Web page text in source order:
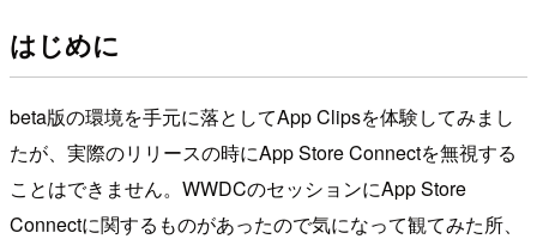
はじめに
beta版の環境を手元に落としてApp Clipsを体験してみまし
たが、実際のリリースの時にApp Store Connectを無視する
ことはできません。WWDCのセッションにApp Store
Connectに関するものがあったので気になって観てみた所、